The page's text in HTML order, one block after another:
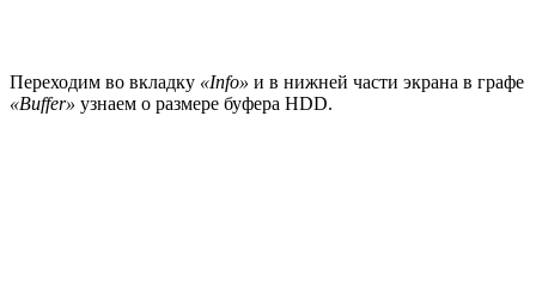
Переходим во вкладку «Info» и в нижней части экрана в графе
«Buffer» узнаем о размере буфера HDD.